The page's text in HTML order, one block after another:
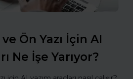
Ön Yazı İçin AI
Ne İşe Yarıyor?